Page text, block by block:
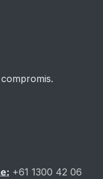
+61 1300 42 06